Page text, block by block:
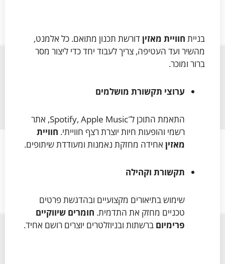
בניית חוויית מאזיןדורשת תכנון מתואם. כל אלמנט,
מהשיר ועד העטיפה, צריך לעבוד יחד כדי ליצור מסר
ברור ומוכר.
ערוצי תקשורת מושלמים
התאמת התוכן ל־Spotify, Apple Music, אתר
רשמי והופעות חיות יוצרת רצף חווייתי. חוויית
מאזין אחידה מחזקת נאמנות ומעודדת שיתופים.
תקשורת וקהילה
שימוש בתיאורים מקצועיים ובהדגשת פרטים
טכניים מחזק את התדמית. חומרים שיווקיים
פרימיום ברשתות ובניוזלטרים יוצרים רושם אחיד.